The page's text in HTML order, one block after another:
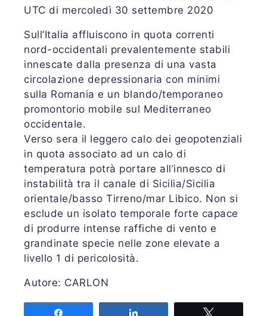
UTC di mercoledì 30 settembre 2020
Sull’Italia affluiscono in quota correnti
nord-occidentali prevalentemente stabili
innescate dalla presenza di una vasta
circolazione depressionaria con minimi
sulla Romania e un blando/temporaneo
promontorio mobile sul Mediterraneo
occidentale.
Verso sera il leggero calo dei geopotenziali
in quota associato ad un calo di
temperatura potrà portare all’innesco di
instabilità tra il canale di Sicilia/Sicilia
orientale/basso Tirreno/mar Libico. Non si
esclude un isolato temporale forte capace
di produrre intense raffiche di vento e
grandinate specie nelle zone elevate a
livello 1 di pericolosità.
Autore: CARLON